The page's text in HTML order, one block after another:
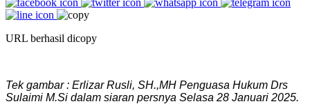
URL berhasil dicopy
Tek gambar : Erlizar Rusli, SH.,MH Penguasa Hukum Drs
Sulaimi M.Si dalam siaran persnya Selasa 28 Januari 2025.